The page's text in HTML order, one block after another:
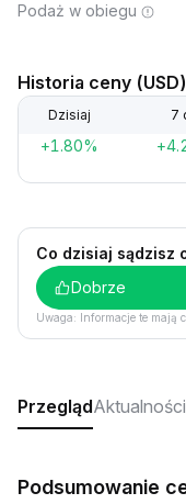
Podaż w obiegu
Historia ceny (USD)
Dzisiaj 7
+1.80%
Co dzisiaj sądzisz
Dobrze
Uwaga: Informacje te mają
PrzeglądAktualności
Podsumowanie